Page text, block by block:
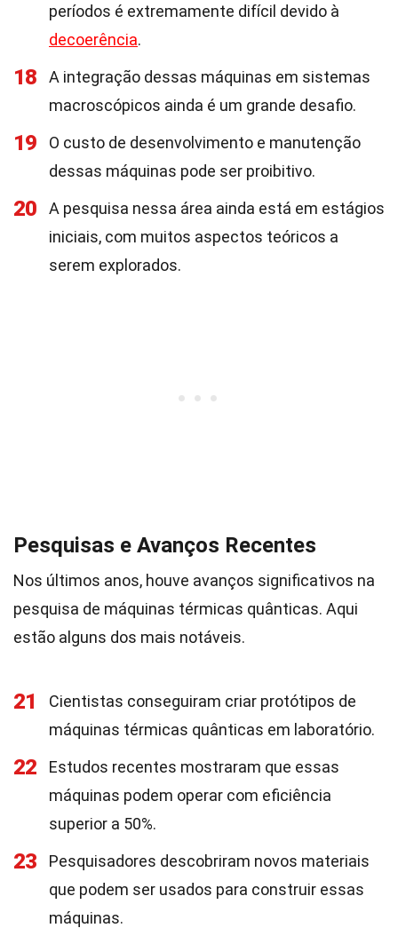
períodos é extremamente difícil devido à
decoerência.
18
A integração dessas máquinas em sistemas
macroscópicos ainda é um grande desafio.
19
O custo de desenvolvimento e manutenção
dessas máquinas pode ser proibitivo.
20
A pesquisa nessa área ainda está em estágios
iniciais, com muitos aspectos teóricos a
serem explorados.
Pesquisas e Avanços Recentes
Nos últimos anos, houve avanços significativos na
pesquisa de máquinas térmicas quânticas. Aqui
estão alguns dos mais notáveis.
21
Cientistas conseguiram criar protótipos de
máquinas térmicas quânticas em laboratório.
22
Estudos recentes mostraram que essas
máquinas podem operar com eficiência
superior a 50%.
23
Pesquisadores descobriram novos materiais
que podem ser usados para construir essas
máquinas.